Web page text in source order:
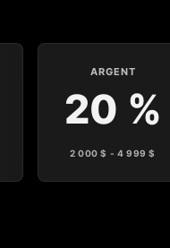
ARGENT
20 %
2 000 $ - 4 999 $